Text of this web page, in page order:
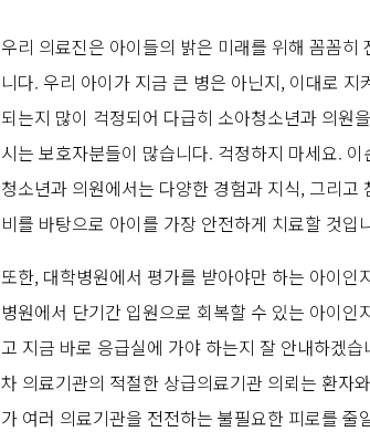
우리 의료진은 아이들의 밝은 미래를 위해 꼼꼼히
니다. 우리 아이가 지금 큰 병은 아닌지, 이대로 지
되는지 많이 걱정되어 다급히 소아청소년과 의원
시는 보호자분들이 많습니다. 걱정하지 마세요. 이
청소년과 의원에서는 다양한 경험과 지식, 그리고
비를 바탕으로 아이를 가장 안전하게 치료할 것입
또한, 대학병원에서 평가를 받아야만 하는 아이인
병원에서 단기간 입원으로 회복할 수 있는 아이인
고 지금 바로 응급실에 가야 하는지 잘 안내하겠습
차 의료기관의 적절한 상급의료기관 의뢰는 환자
가 여러 의료기관을 전전하는 불필요한 피로를 줄